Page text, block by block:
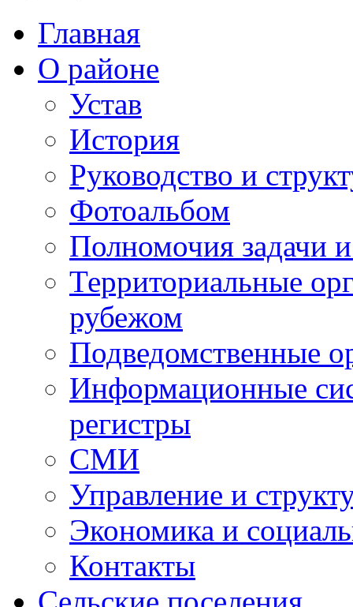
Главная
О районе
Устав
История
Руководство и
Фотоальбом
Полномочия задачи
Территориальные
рубежом
Подведомственные
Информационные
регистры
СМИ
Управление и
Экономика и
Контакты